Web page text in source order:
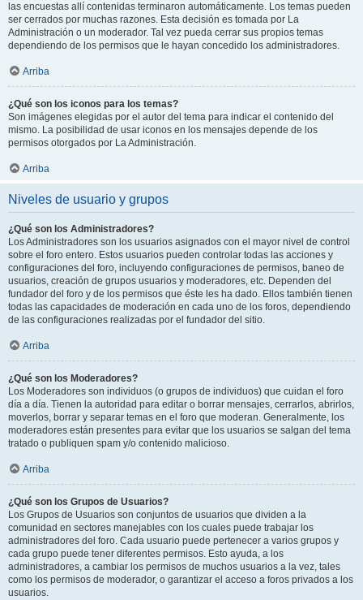
las encuestas allí contenidas terminaron automáticamente. Los temas pueden
ser cerrados por muchas razones. Esta decisión es tomada por La
Administración o un moderador. Tal vez pueda cerrar sus propios temas
dependiendo de los permisos que le hayan concedido los administradores.
Arriba
¿Qué son los iconos para los temas?
Son imágenes elegidas por el autor del tema para indicar el contenido del
mismo. La posibilidad de usar iconos en los mensajes depende de los
permisos otorgados por La Administración.
Arriba
Niveles de usuario y grupos
¿Qué son los Administradores?
Los Administradores son los usuarios asignados con el mayor nivel de control
sobre el foro entero. Estos usuarios pueden controlar todas las acciones y
configuraciones del foro, incluyendo configuraciones de permisos, baneo de
usuarios, creación de grupos usuarios y moderadores, etc. Dependen del
fundador del foro y de los permisos que éste les ha dado. Ellos también tienen
todas las capacidades de moderación en cada uno de los foros, dependiendo
de las configuraciones realizadas por el fundador del sitio.
Arriba
¿Qué son los Moderadores?
Los Moderadores son individuos (o grupos de individuos) que cuidan el foro
día a día. Tienen la autoridad para editar o borrar mensajes, cerrarlos, abrirlos,
moverlos, borrar y separar temas en el foro que moderan. Generalmente, los
moderadores están presentes para evitar que los usuarios se salgan del tema
tratado o publiquen spam y/o contenido malicioso.
Arriba
¿Qué son los Grupos de Usuarios?
Los Grupos de Usuarios son conjuntos de usuarios que dividen a la
comunidad en sectores manejables con los cuales puede trabajar los
administradores del foro. Cada usuario puede pertenecer a varios grupos y
cada grupo puede tener diferentes permisos. Esto ayuda, a los
administradores, a cambiar los permisos de muchos usuarios a la vez, tales
como los permisos de moderador, o garantizar el acceso a foros privados a los
usuarios.